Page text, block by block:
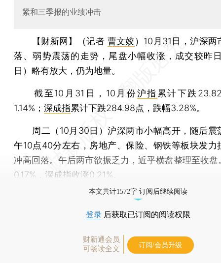
紧和三季报的业绩冲击
【财新网】（记者 曹文姣） 10月31日，沪深两
落、弱势震荡的走势，尾盘小幅收涨，成交较昨
日）略有放大，仍为地量。
截至10月31日，10月份沪指 累计下跌
1.14%； 深成指累计下跌284.98点，跌幅3.28%。
周二（10月30日）沪深两市小幅高开，随后震
午10点40分左右，房地产、保险、钢铁等板块发力
冲高回落。午后两市欲振乏力，近乎横盘整理至收盘
0.17%， 深成指收涨0.21%。
本文共计1572字 订阅后继续阅读
登录 后获取已订阅的阅读权限
财新通会员
可畅读全文
订阅/会员升级